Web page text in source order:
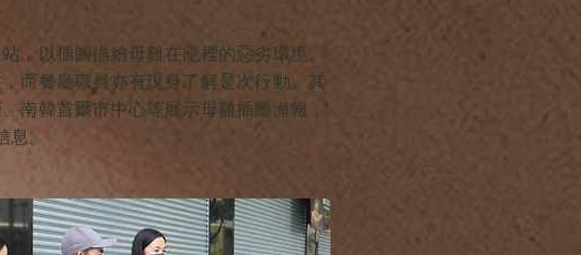
，以插圖描繪母雞在籠裡的惡劣環境。
而餐廳職員亦有現身了解是次行動。其
南韓首爾市中心等展示母雞插圖海報，
。